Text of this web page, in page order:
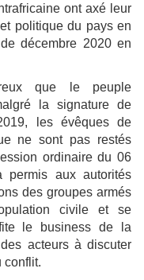
ont axé leur
politique du pays en
décembre 2020 en
que le peuple
la signature de
les évêques de
ne sont pas restés
ordinaire du 06
aux autorités
des groupes armés
civile et se
le business de la
acteurs à discuter
conflit.